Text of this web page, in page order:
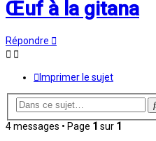
Œuf à la gitana
Répondre
Imprimer le sujet
4 messages • Page 1 sur 1